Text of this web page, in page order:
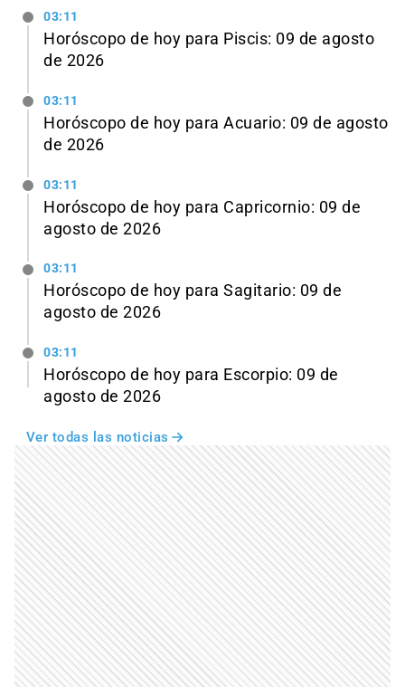
03:11
Horóscopo de hoy para Piscis: 09 de agosto
de 2026
03:11
Horóscopo de hoy para Acuario: 09 de agosto
de 2026
03:11
Horóscopo de hoy para Capricornio: 09 de
agosto de 2026
03:11
Horóscopo de hoy para Sagitario: 09 de
agosto de 2026
03:11
Horóscopo de hoy para Escorpio: 09 de
agosto de 2026
Ver todas las noticias